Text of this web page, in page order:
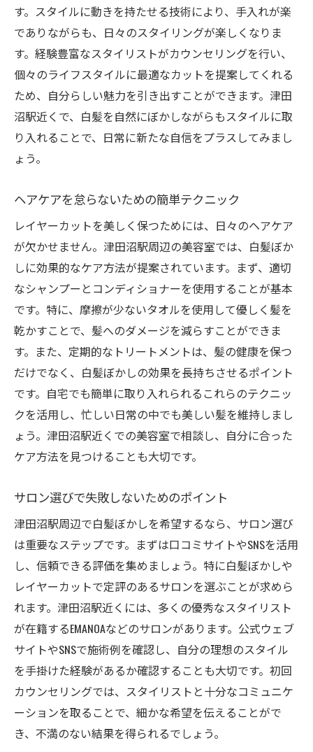
す。スタイルに動きを持たせる技術により、手入れが楽
でありながらも、日々のスタイリングが楽しくなりま
す。経験豊富なスタイリストがカウンセリングを行い、
個々のライフスタイルに最適なカットを提案してくれる
ため、自分らしい魅力を引き出すことができます。津田
沼駅近くで、白髪を自然にぼかしながらもスタイルに取
り入れることで、日常に新たな自信をプラスしてみまし
ょう。
ヘアケアを怠らないための簡単テクニック
レイヤーカットを美しく保つためには、日々のヘアケア
が欠かせません。津田沼駅周辺の美容室では、白髪ぼか
しに効果的なケア方法が提案されています。まず、適切
なシャンプーとコンディショナーを使用することが基本
です。特に、摩擦が少ないタオルを使用して優しく髪を
乾かすことで、髪へのダメージを減らすことができま
す。また、定期的なトリートメントは、髪の健康を保つ
だけでなく、白髪ぼかしの効果を長持ちさせるポイント
です。自宅でも簡単に取り入れられるこれらのテクニッ
クを活用し、忙しい日常の中でも美しい髪を維持しまし
ょう。津田沼駅近くでの美容室で相談し、自分に合った
ケア方法を見つけることも大切です。
サロン選びで失敗しないためのポイント
津田沼駅周辺で白髪ぼかしを希望するなら、サロン選び
は重要なステップです。まずは口コミサイトやSNSを活用
し、信頼できる評価を集めましょう。特に白髪ぼかしや
レイヤーカットで定評のあるサロンを選ぶことが求めら
れます。津田沼駅近くには、多くの優秀なスタイリスト
が在籍するEMANOAなどのサロンがあります。公式ウェブ
サイトやSNSで施術例を確認し、自分の理想のスタイル
を手掛けた経験があるか確認することも大切です。初回
カウンセリングでは、スタイリストと十分なコミュニケ
ーションを取ることで、細かな希望を伝えることがで
き、不満のない結果を得られるでしょう。